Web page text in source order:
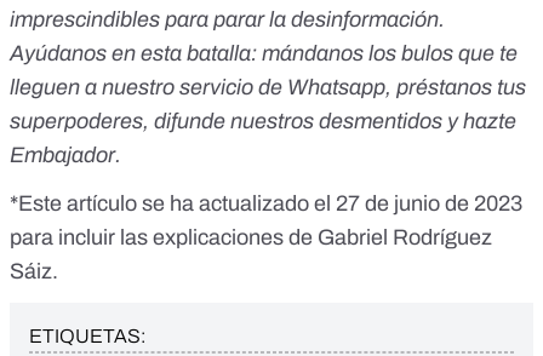
imprescindibles para parar la desinformación.
Ayúdanos en esta batalla: mándanos los bulos que te
lleguen a nuestro servicio de Whatsapp, préstanos tus
superpoderes, difunde nuestros desmentidos y hazte
Embajador.
*Este artículo se ha actualizado el 27 de junio de 2023
para incluir las explicaciones de Gabriel Rodríguez
Sáiz.
ETIQUETAS: